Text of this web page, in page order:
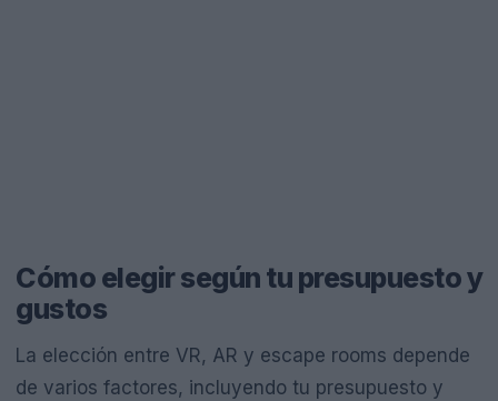
Cómo elegir según tu presupuesto y
gustos
La elección entre VR, AR y escape rooms depende
de varios factores, incluyendo tu presupuesto y